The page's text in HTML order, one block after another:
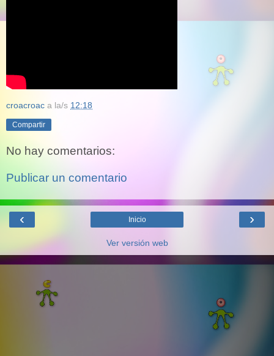
croacroac a la/s 12:18
Compartir
No hay comentarios:
Publicar un comentario
‹ ›
Inicio
Ver versión web